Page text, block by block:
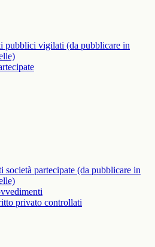
pubblici vigilati (da pubblicare in
società partecipate (da pubblicare in
privato controllati